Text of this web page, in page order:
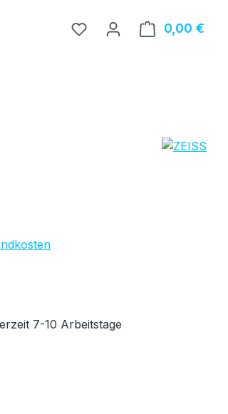
0,00 €
7-10 Arbeitstage